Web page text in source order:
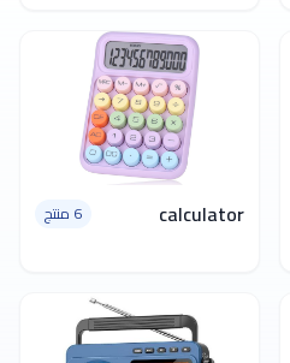
calculator 6 منتج